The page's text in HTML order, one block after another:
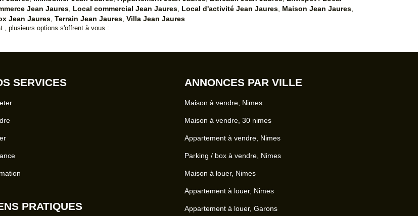
Jean Jaures Local commercial Jean Jaures Local d'activité Jean Jaures Maison Jean Jaures
Jean Jaures Terrain Jean Jaures Villa Jean Jaures
, plusieurs options s'offrent à vous :
SERVICES
PRATIQUES
ANNONCES PAR VILLE
Maison à vendre, Nimes
Maison à vendre, 30 nimes
Appartement à vendre, Nimes
Parking / box à vendre, Nimes
Maison à louer, Nimes
Appartement à louer, Nimes
Appartement à louer, Garons